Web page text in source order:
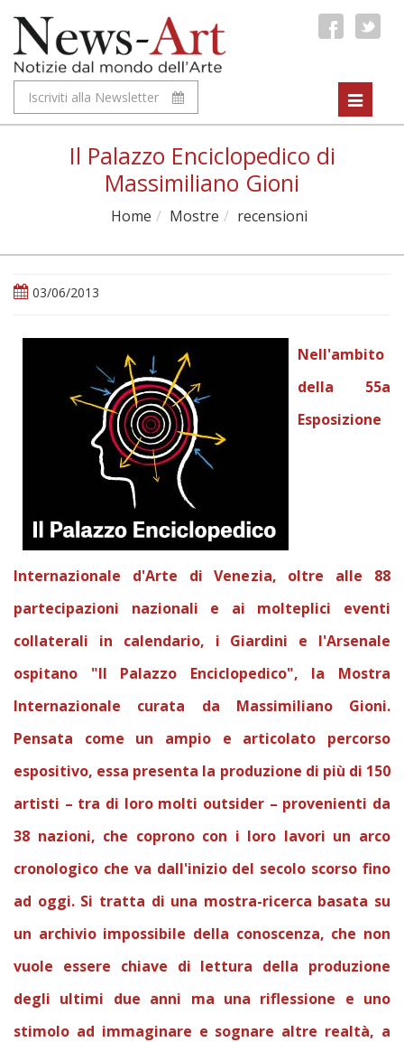
Iscriviti alla Newsletter
Toggle
Il Palazzo Enciclopedico di
Massimiliano Gioni
Home Mostre recensioni
03/06/2013
Nell'ambito
della 55a
Esposizione
Internazionale d'Arte di Venezia, oltre alle 88
partecipazioni nazionali e ai molteplici eventi
collaterali in calendario, i Giardini e l'Arsenale
ospitano "Il Palazzo Enciclopedico", la Mostra
Internazionale curata da Massimiliano Gioni.
Pensata come un ampio e articolato percorso
espositivo, essa presenta la produzione di più di 150
artisti – tra di loro molti outsider – provenienti da
38 nazioni, che coprono con i loro lavori un arco
cronologico che va dall'inizio del secolo scorso fino
ad oggi. Si tratta di una mostra-ricerca basata su
un archivio impossibile della conoscenza, che non
vuole essere chiave di lettura della produzione
degli ultimi due anni ma una riflessione e uno
stimolo ad immaginare e sognare altre realtà, a